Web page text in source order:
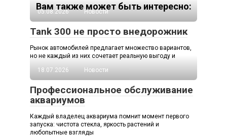
Вам также может быть интересно:
05.08.2026 Новости
Tank 300 не просто внедорожник
Рынок автомобилей предлагает множество вариантов,
но не каждый из них сочетает реальную выгоду и
18.07.2026
Новости
Профессиональное обслуживание
аквариумов
Каждый владелец аквариума помнит момент первого
запуска: чистота стекла, яркость растений и
любопытные взгляды